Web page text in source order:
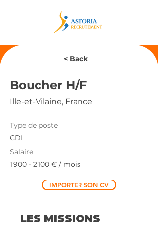
< Back
Boucher H/F
Ille-et-Vilaine, France
Type de poste
CDI
Salaire
1 900 - 2 100 € / mois
IMPORTER SON CV
LES MISSIONS